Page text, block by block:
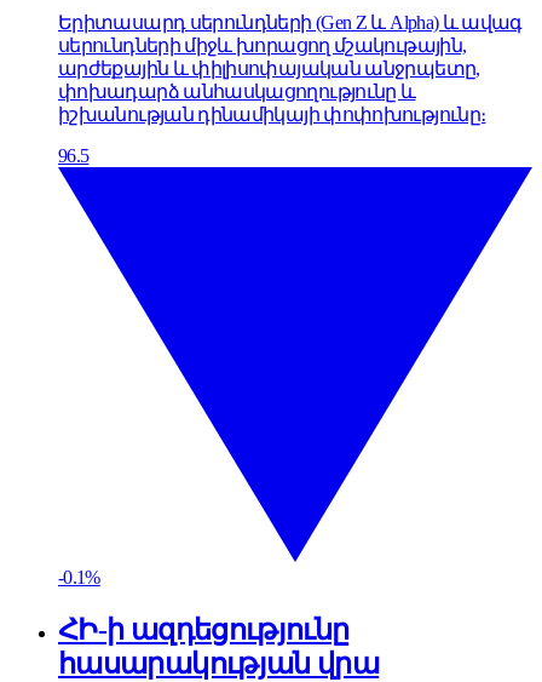
Երիտասարդ սերունդների (Gen Z և Alpha) և ավագ
սերունդների միջև խորացող մշակութային,
արժեքային և փիլիսոփայական անջրպետը,
փոխադարձ անհասկացողությունը և
իշխանության դինամիկայի փոփոխությունը։
96.5
-0.1%
ՀԻ-ի ազդեցությունը
հասարակության վրա